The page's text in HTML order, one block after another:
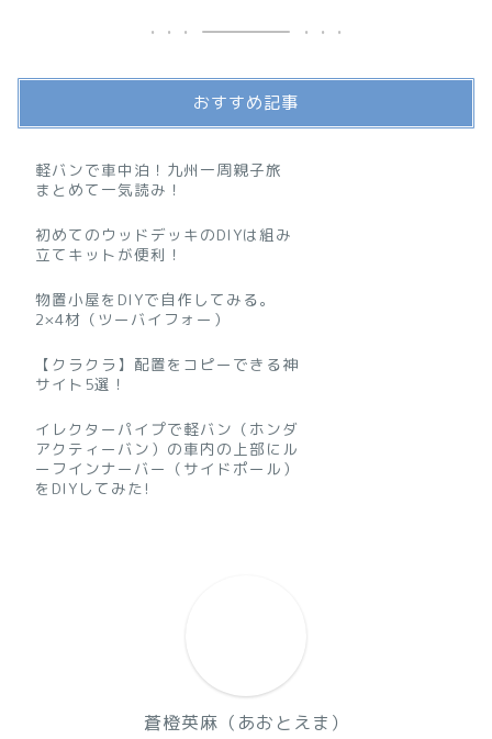
おすすめ記事
軽バンで車中泊！九州一周親子旅
まとめて一気読み！
初めてのウッドデッキのDIYは組み
立てキットが便利！
物置小屋をDIYで自作してみる。
2×4材（ツーバイフォー）
【クラクラ】配置をコピーできる神
サイト5選！
イレクターパイプで軽バン（ホンダ
アクティーバン）の車内の上部にル
ーフインナーバー（サイドポール）
をDIYしてみた!
蒼橙英麻（あおとえま）